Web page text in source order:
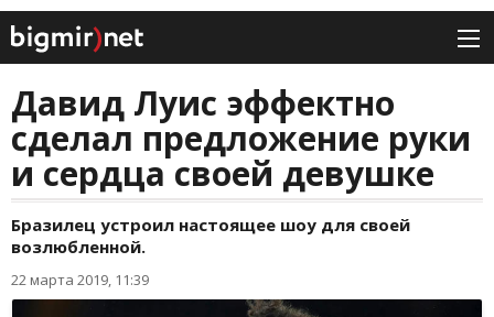
Давид Луис эффектно
сделал предложение руки
и сердца своей девушке
Бразилец устроил настоящее шоу для своей
возлюбленной.
22 марта 2019, 11:39